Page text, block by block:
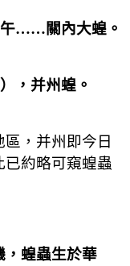
……關內大蝗。
）
，并州蝗。
，并州即今日
已約略可窺蝗蟲
，蝗蟲生於華